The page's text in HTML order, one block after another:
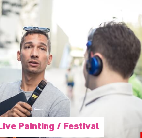
Painting / Festival